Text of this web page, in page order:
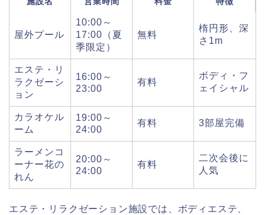
屋外プール
10:00～
17:00（夏
季限定）
無料
楕円形、深
さ1m
エステ・リ
ラクゼーシ
ョン
16:00～
23:00
有料
ボディ・フ
ェイシャル
カラオケル
ーム
19:00～
24:00
有料 3部屋完備
ラーメンコ
ーナー花の
れん
20:00～
24:00
有料
二次会後に
人気
エステ・リラクゼーション施設では、ボディエステ、